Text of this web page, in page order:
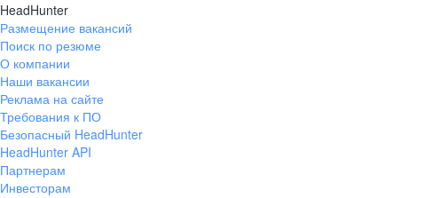
HeadHunter
Размещение вакансий
Поиск по резюме
О компании
Наши вакансии
Реклама на сайте
Требования к ПО
Безопасный HeadHunter
HeadHunter API
Партнерам
Инвесторам